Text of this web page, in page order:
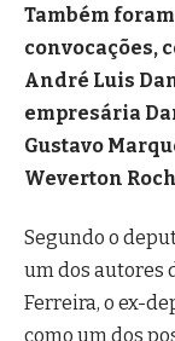
Também
convocações,
André Luis
empresária
Gustavo
Weverton
Segundo o
um dos autores
Ferreira, o ex-
como um dos